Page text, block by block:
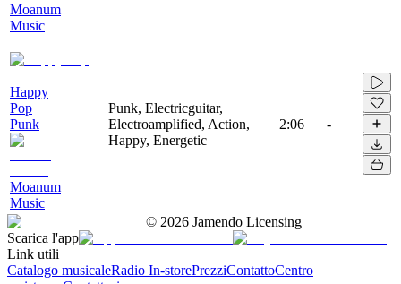
Moanum
Music
Happy
Pop
Punk
Moanum
Music
Punk, Electricguitar,
Electroamplified, Action,
Happy, Energetic
2:06 -
© 2026 Jamendo Licensing
Scarica l'app
Link utili
Catalogo musicaleRadio In-storePrezziContattoCentro